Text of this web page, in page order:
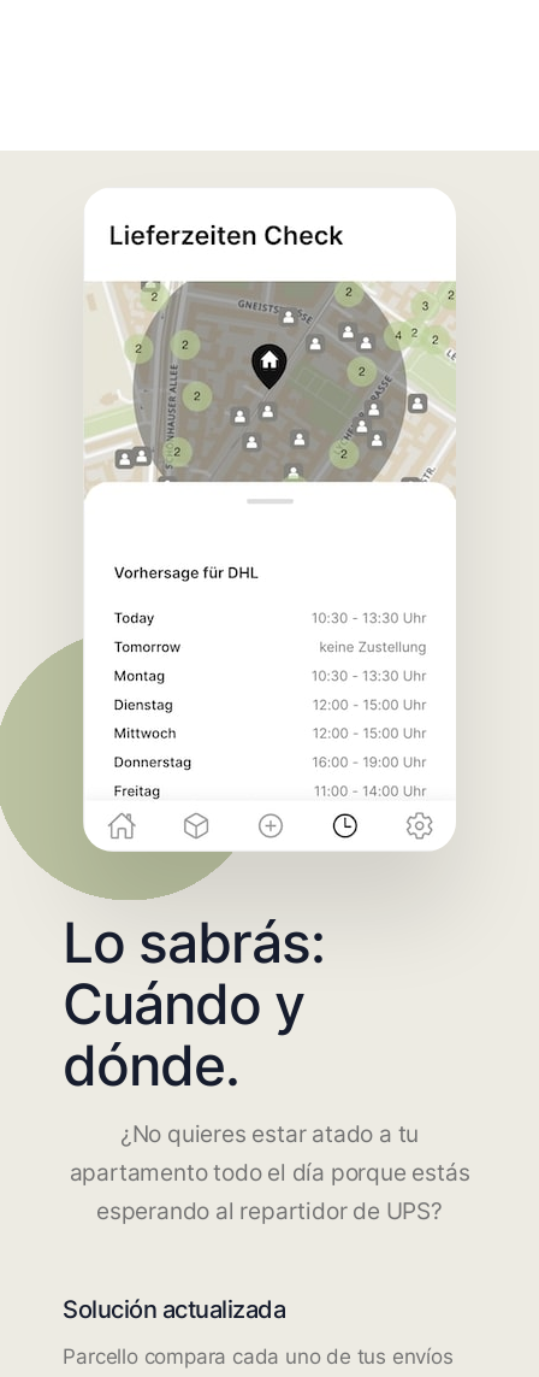
Lo sabrás:
Cuándo y
dónde.
¿No quieres estar atado a tu
apartamento todo el día porque estás
esperando al repartidor de UPS?
Solución actualizada
Parcello compara cada uno de tus envíos